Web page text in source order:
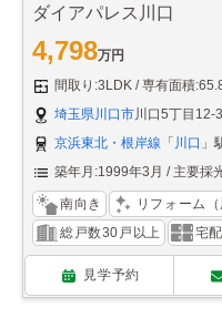
ダイアパレス川口
4,798万円
間取り:3LDK
専有面積
埼玉県川口市川口5丁目12-
京浜東北・根岸線 「 川口 」
築年月:1999年3月
主要採
南向き リフォーム（
総戸数30戸以上
宅
見学予約